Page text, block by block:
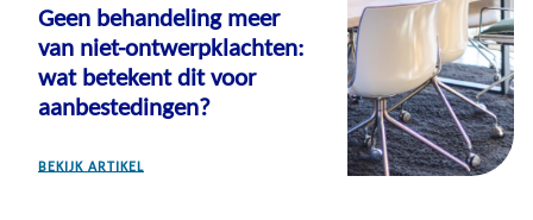
Geen behandeling meer
van niet-ontwerpklachten:
wat betekent dit voor
aanbestedingen?
BEKIJK ARTIKEL